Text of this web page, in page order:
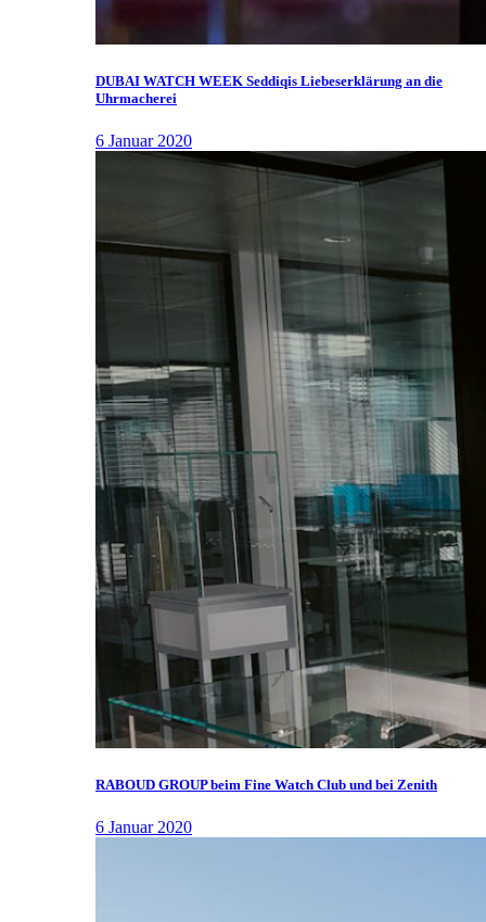
DUBAI WATCH WEEK Seddiqis Liebeserklärung an die
Uhrmacherei
6 Januar 2020
RABOUD GROUP beim Fine Watch Club und bei Zenith
6 Januar 2020